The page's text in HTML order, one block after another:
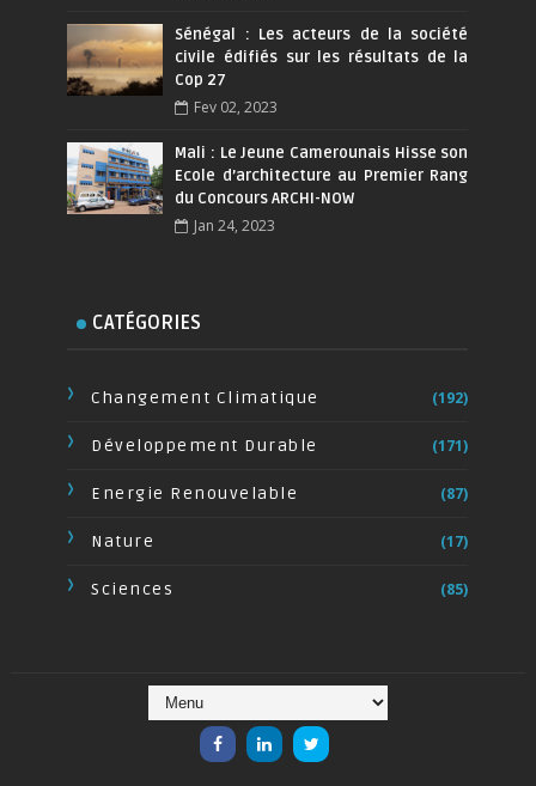
Sénégal : Les acteurs de la société
civile édifiés sur les résultats de la
Cop 27
Fev 02, 2023
Mali : Le Jeune Camerounais Hisse son
Ecole d’architecture au Premier Rang
du Concours ARCHI-NOW
Jan 24, 2023
CATÉGORIES
Changement Climatique (192)
Développement Durable (171)
Energie Renouvelable (87)
Nature (17)
Sciences (85)